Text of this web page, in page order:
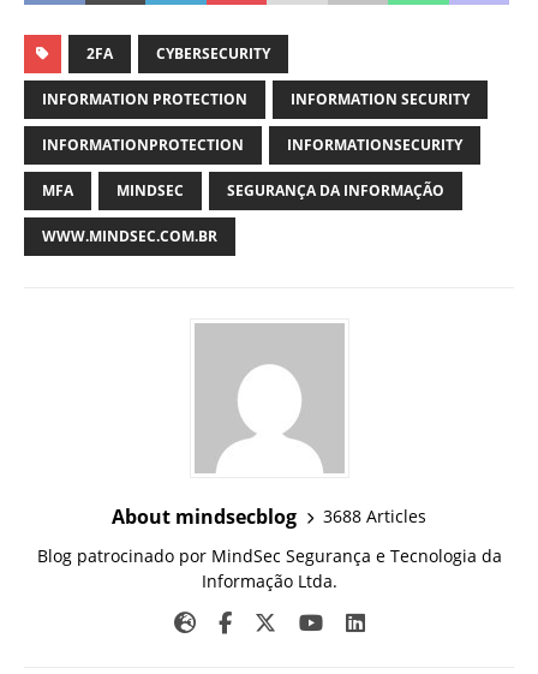
2FA CYBERSECURITY
INFORMATION PROTECTION INFORMATION SECURITY
INFORMATIONPROTECTION INFORMATIONSECURITY
MFA MINDSEC SEGURANÇA DA INFORMAÇÃO
WWW.MINDSEC.COM.BR
About mindsecblog
3688 Articles
Blog patrocinado por MindSec Segurança e Tecnologia da
Informação Ltda.